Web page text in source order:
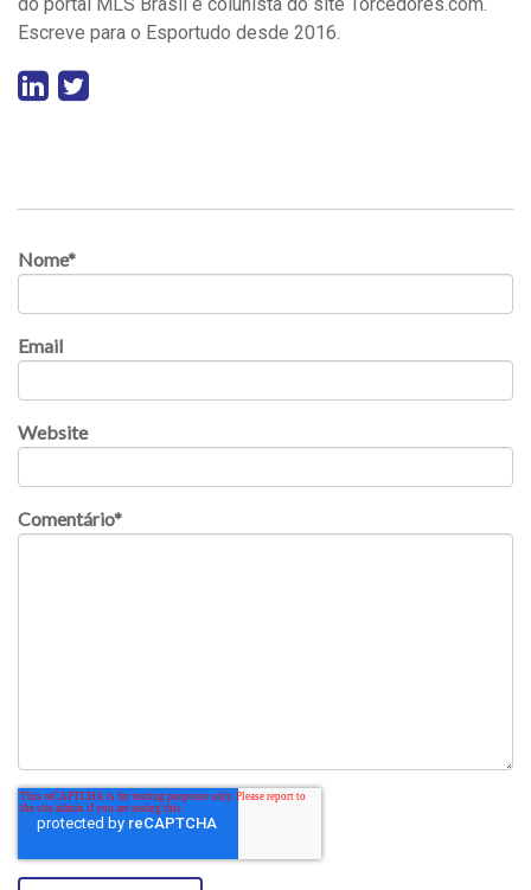
Escreve para o Esportudo desde 2016.
Nome*
Email
Website
Comentário*